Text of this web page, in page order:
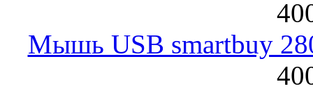
Мышь USB smartbuy